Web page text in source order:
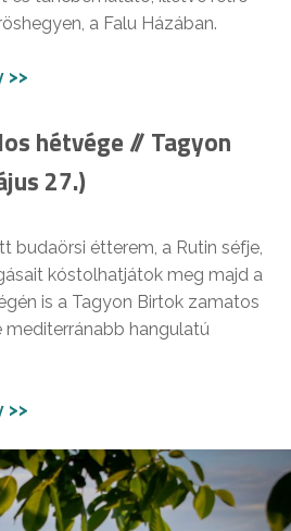
a Falu Házában.
>>
hétvége // Tagyon
27.)
budaörsi étterem, a Rutin séfje,
kóstolhatjátok meg majd a
is a Tagyon Birtok zamatos
hangulatú
>>